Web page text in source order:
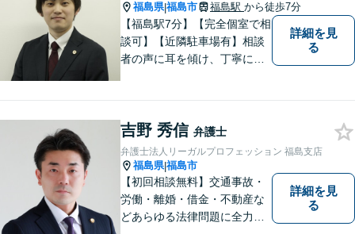
福島県|福島市 福島駅 から徒歩7分
【福島駅7分】【完全個室で相
談可】【近隣駐車場有】相談
者の声に耳を傾け、丁寧にわ
った」と思っていただけるよ
うに全力を尽くしていきま
す。
詳細を見
る
吉野 秀信 弁護士
弁護士法人リーガルプロフェッション 福島支店
福島県|福島市
【初回相談無料】交通事故・
労働・離婚・借金・不動産な
どあらゆる法律問題に全力を
詳細を見
る